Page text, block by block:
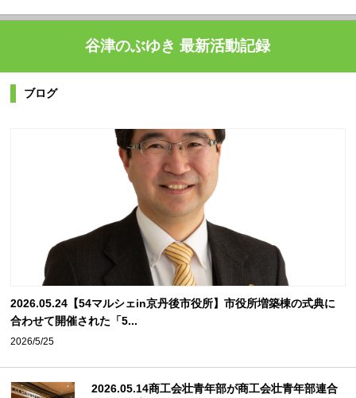
谷津のぶゆき 最新活動記録
ブログ
2026.05.24【54マルシェin京丹後市役所】市役所増築棟の式典に
合わせて開催された「5...
2026/5/25
2026.05.14商工会壮青年部が商工会壮青年部連合